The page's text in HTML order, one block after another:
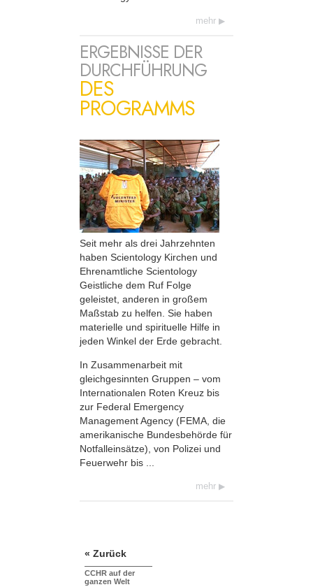
mehr
ERGEBNISSE DER
DURCHFÜHRUNG
DES
PROGRAMMS
Seit mehr als drei Jahrzehnten
haben Scientology Kirchen und
Ehrenamtliche Scientology
Geistliche dem Ruf Folge
geleistet, anderen in großem
Maßstab zu helfen. Sie haben
materielle und spirituelle Hilfe in
jeden Winkel der Erde gebracht.
In Zusammenarbeit mit
gleichgesinnten Gruppen – vom
Internationalen Roten Kreuz bis
zur Federal Emergency
Management Agency (FEMA, die
amerikanische Bundes­behörde für
Notfalleinsätze), von Polizei und
Feuerwehr bis ...
mehr
« Zurück
CCHR auf der
ganzen Welt